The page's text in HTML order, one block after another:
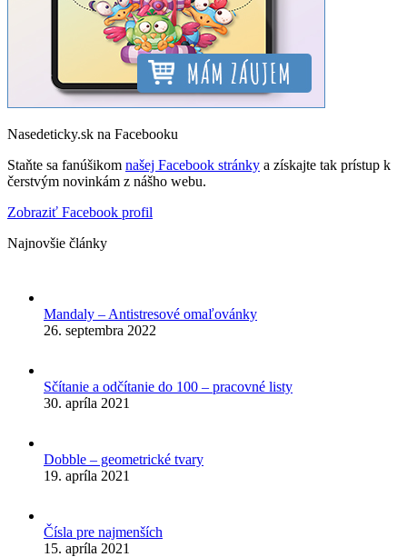
Nasedeticky.sk na Facebooku
Staňte sa fanúšikom našej Facebook stránky a získajte tak prístup k
čerstvým novinkám z nášho webu.
Zobraziť Facebook profil
Najnovšie články
Mandaly – Antistresové omaľovánky
26. septembra 2022
Sčítanie a odčítanie do 100 – pracovné listy
30. apríla 2021
Dobble – geometrické tvary
19. apríla 2021
Čísla pre najmenších
15. apríla 2021